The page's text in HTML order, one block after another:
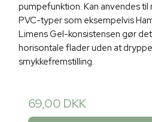
pumpefunktion. Kan anvendes
PVC-typer som eksempelvis
Limens Gel-konsistensen gør
horisontale flader uden at
smykkefremstilling.
69,00 DKK